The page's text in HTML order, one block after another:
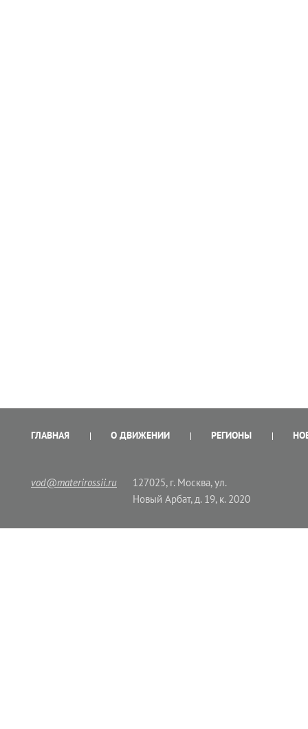
ГЛАВНАЯ О ДВИЖЕНИИ РЕГИОНЫ
vod@materirossii.ru
127025, г. Москва, ул.
Новый Арбат, д. 19, к. 2020